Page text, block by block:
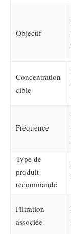
Objectif
Concentration
cible
Fréquence
Type de
produit
recommandé
Filtration
associée